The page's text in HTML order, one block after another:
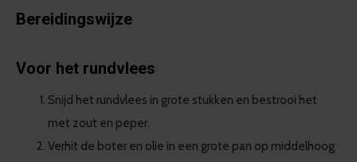
Bereidingswijze
Voor het rundvlees
Snijd het rundvlees in grote stukken en bestrooi het
met zout en peper.
Verhit de boter en olie in een grote pan op middelhoog